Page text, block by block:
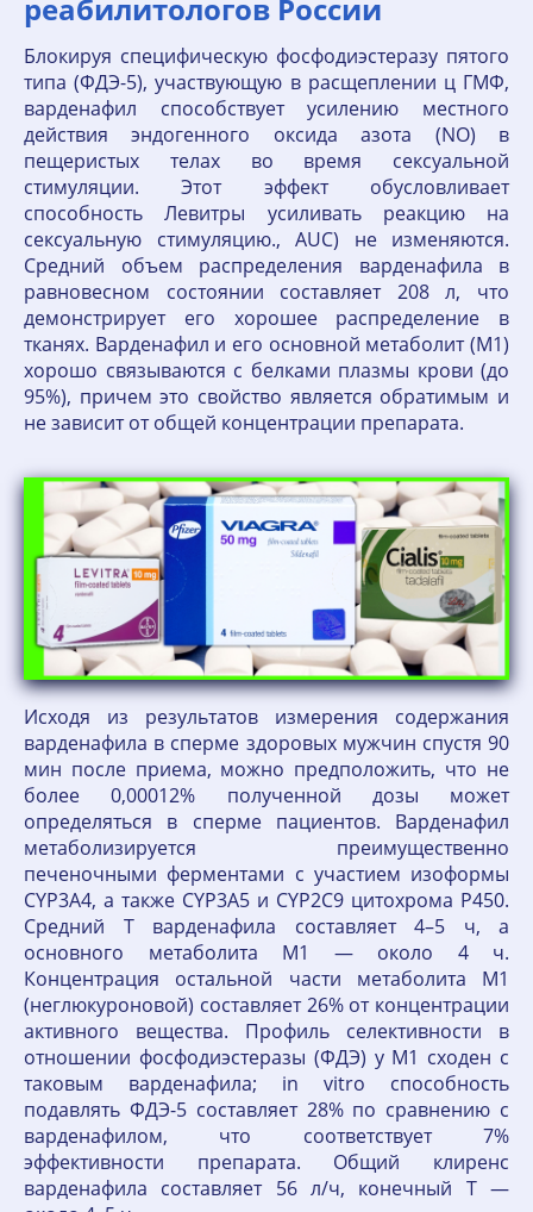
реабилитологов России
Блокируя специфическую фосфодиэстеразу пятого
типа (ФДЭ-5), участвующую в расщеплении ц ГМФ,
варденафил способствует усилению местного
действия эндогенного оксида азота (NO) в
пещеристых телах во время сексуальной
стимуляции. Этот эффект обусловливает
способность Левитры усиливать реакцию на
сексуальную стимуляцию., AUC) не изменяются.
Средний объем распределения варденафила в
равновесном состоянии составляет 208 л, что
демонстрирует его хорошее распределение в
тканях. Варденафил и его основной метаболит (М1)
хорошо связываются с белками плазмы крови (до
95%), причем это свойство является обратимым и
не зависит от общей концентрации препарата.
Исходя из результатов измерения содержания
варденафила в сперме здоровых мужчин спустя 90
мин после приема, можно предположить, что не
более 0,00012% полученной дозы может
определяться в сперме пациентов. Варденафил
метаболизируется преимущественно
печеночными ферментами с участием изоформы
CYP3A4, а также CYP3А5 и CYP2C9 цитохрома P450.
Средний T варденафила составляет 4–5 ч, а
основного метаболита М1 — около 4 ч.
Концентрация остальной части метаболита М1
(неглюкуроновой) составляет 26% от концентрации
активного вещества. Профиль селективности в
отношении фосфодиэстеразы (ФДЭ) у М1 сходен с
таковым варденафила; in vitro способность
подавлять ФДЭ-5 составляет 28% по сравнению с
варденафилом, что соответствует 7%
эффективности препарата. Общий клиренс
варденафила составляет 56 л/ч, конечный T —